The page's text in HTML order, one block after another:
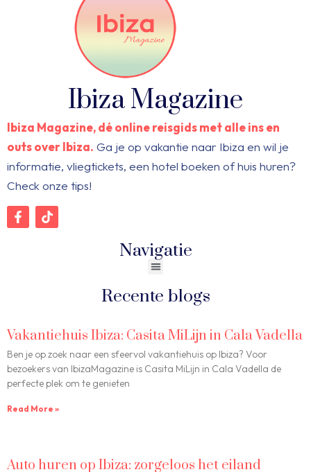
Ibiza Magazine
Ibiza Magazine, dé online reisgids met alle ins en
outs over Ibiza. Ga je op vakantie naar Ibiza en wil je
informatie, vliegtickets, een hotel boeken of huis huren?
Check onze tips!
Navigatie
Recente blogs
Vakantiehuis Ibiza: Casita MiLijn in Cala Vadella
Ben je op zoek naar een sfeervol vakantiehuis op Ibiza? Voor
bezoekers van IbizaMagazine is Casita MiLijn in Cala Vadella de
perfecte plek om te genieten
Read More »
Auto huren op Ibiza: zorgeloos het eiland